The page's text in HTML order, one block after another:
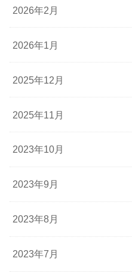
2026年2月
2026年1月
2025年12月
2025年11月
2023年10月
2023年9月
2023年8月
2023年7月